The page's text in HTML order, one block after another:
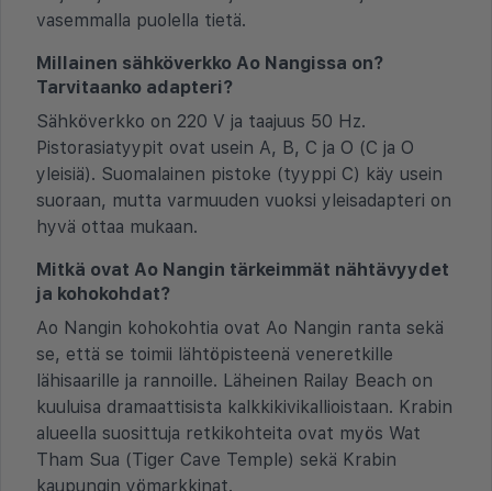
vasemmalla puolella tietä.
Millainen sähköverkko Ao Nangissa on?
Tarvitaanko adapteri?
Sähköverkko on 220 V ja taajuus 50 Hz.
Pistorasiatyypit ovat usein A, B, C ja O (C ja O
yleisiä). Suomalainen pistoke (tyyppi C) käy usein
suoraan, mutta varmuuden vuoksi yleisadapteri on
hyvä ottaa mukaan.
Mitkä ovat Ao Nangin tärkeimmät nähtävyydet
ja kohokohdat?
Ao Nangin kohokohtia ovat Ao Nangin ranta sekä
se, että se toimii lähtöpisteenä veneretkille
lähisaarille ja rannoille. Läheinen Railay Beach on
kuuluisa dramaattisista kalkkikivikallioistaan. Krabin
alueella suosittuja retkikohteita ovat myös Wat
Tham Sua (Tiger Cave Temple) sekä Krabin
kaupungin yömarkkinat.